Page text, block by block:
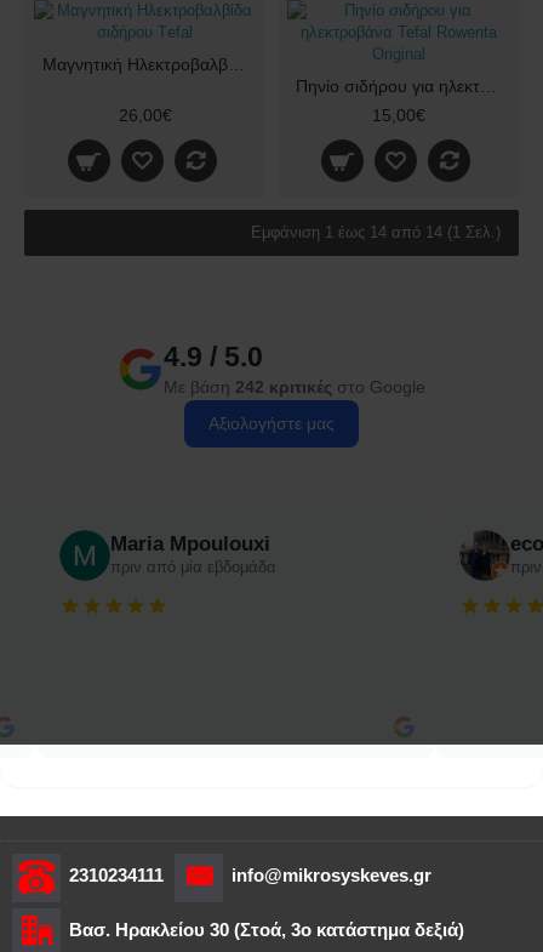
26,00€
15,00€
Εμφάνιση 1 έως 14 από 14 (1 Σελ.)
4.9 / 5.0
Με βάση 242 κριτικές στο Google
Αξιολογήστε μας
Maria Mpoulouxi
πριν από μία εβδομάδα
2310234111 info@mikrosyskeves.gr
Βασ. Ηρακλείου 30 (Στοά, 3o κατάστημα δεξιά)